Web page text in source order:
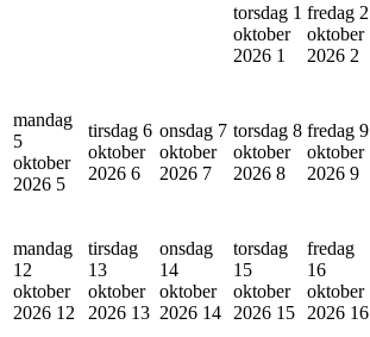
torsdag 1
oktober
2026 1
fredag 2
oktober
2026 2
mandag
5
oktober
2026 5
tirsdag 6
oktober
2026 6
onsdag 7
oktober
2026 7
torsdag 8
oktober
2026 8
fredag 9
oktober
2026 9
mandag
12
oktober
2026 12
tirsdag
13
oktober
2026 13
onsdag
14
oktober
2026 14
torsdag
15
oktober
2026 15
fredag
16
oktober
2026 16